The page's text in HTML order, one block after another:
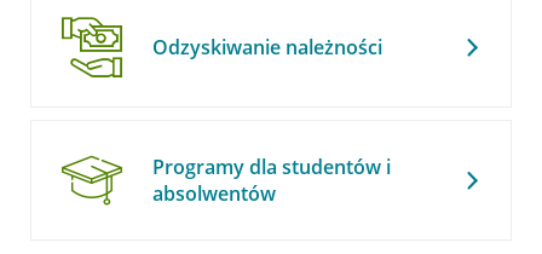
Odzyskiwanie należności
Programy dla studentów i
absolwentów